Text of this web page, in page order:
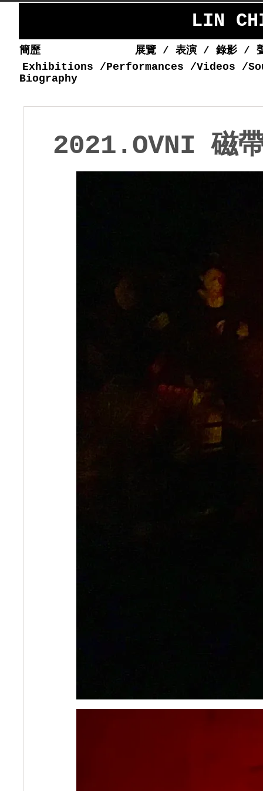
LIN
簡歷 展覽 /表演 /錄影 /
Exhibitions /Performances /Videos /
Biography
2021.OVNI 磁